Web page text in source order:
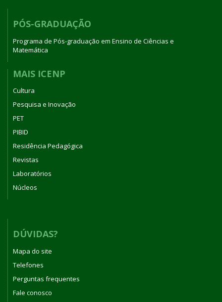
PÓS-GRADUAÇÃO
Programa de Pós-graduação em Ensino de Ciências e
Matemática
MAIS ICENP
Cultura
Pesquisa e Inovação
PET
PIBID
Residência Pedagógica
Revistas
Laboratórios
Núcleos
DÚVIDAS?
Mapa do site
Telefones
Perguntas frequentes
Fale conosco